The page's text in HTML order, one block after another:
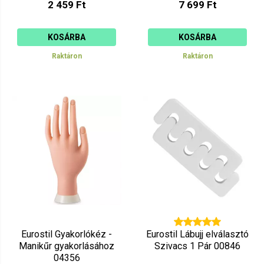
2 459 Ft
KOSÁRBA
Raktáron
7 699 Ft
KOSÁRBA
Raktáron
Eurostil Gyakorlókéz -
Manikűr gyakorlásához
04356
Eurostil Lábujj elválasztó
Szivacs 1 Pár 00846